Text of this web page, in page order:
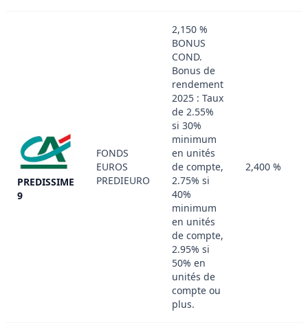
PREDISSIME
9
FONDS
EUROS
PREDIEURO
2,150 %
BONUS
COND.
Bonus de
rendement
2025 : Taux
de 2.55%
si 30%
minimum
en unités
de compte,
2.75% si
40%
minimum
en unités
de compte,
2.95% si
50% en
unités de
compte ou
plus.
2,400 %